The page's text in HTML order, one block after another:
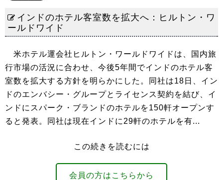
インドのホテル客室数を拡大へ：ヒルトン・ワ
ールドワイド
米ホテル運会社ヒルトン・ワールドワイドは、国内旅
行市場の活況に合わせ、今後5年間でインドのホテル客
室数を拡大する方針を明らかにした。同社は18日、イン
ドのエンバシー・グループとライセンス契約を結び、イ
ンドにスパーク・ブランドのホテルを150軒オープンす
ると発表。同社は現在インドに29軒のホテルを有...
この続きを読むには
会員の方はこちらから